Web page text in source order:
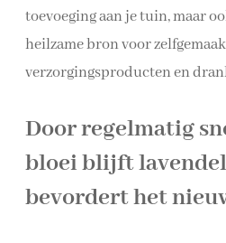
toevoeging aan je tuin, maar
heilzame bron voor
verzorgingsproducten en
Door regelmatig
bloei blijft
bevordert het